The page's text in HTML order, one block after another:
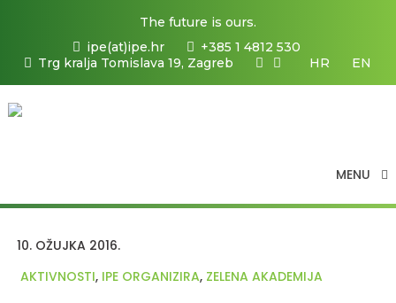
The future is ours.
ipe(at)ipe.hr
+385 1 4812 530
Trg kralja Tomislava 19, Zagreb
HR EN
MENU
10. OŽUJKA 2016.
AKTIVNOSTI, IPE ORGANIZIRA, ZELENA AKADEMIJA